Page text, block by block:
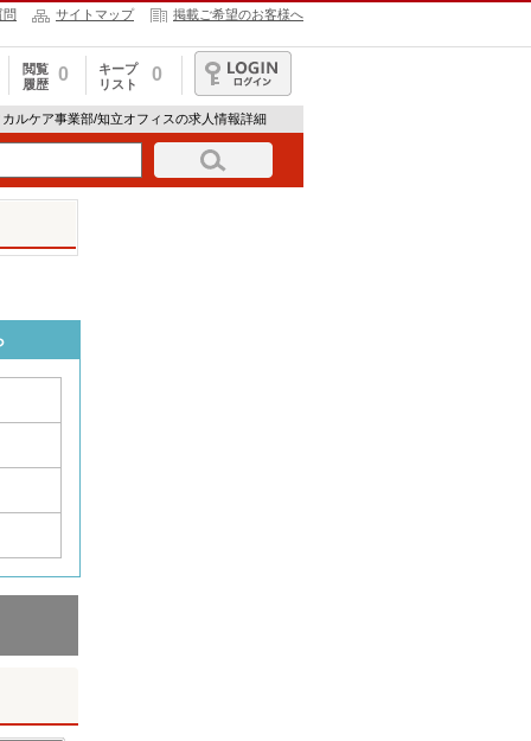
問 サイトマップ 掲載ご希望のお客様へ
閲覧
履歴
0
キープ
リスト
0
ログイン
ルケア事業部/知立オフィスの求人情報詳細